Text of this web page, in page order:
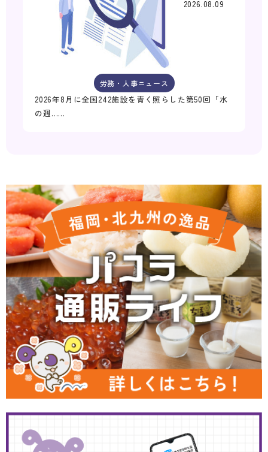
2026.08.09
労務・人事ニュース
2026年8月に全国242施設を青く照らした第50回「水
の週……